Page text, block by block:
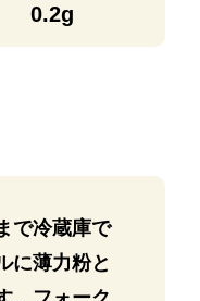
0.2g
で冷蔵庫で
に薄力粉と